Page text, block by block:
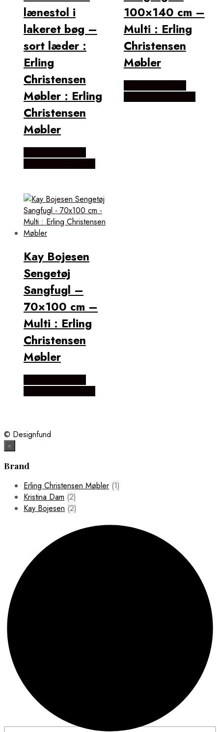
lænestol i
lakeret bøg –
sort læder :
Erling
Christensen
Møbler : Erling
Christensen
Møbler
100×140 cm –
Multi : Erling
Christensen
Møbler
Kay Bojesen
Sengetøj
Sangfugl –
70×100 cm –
Multi : Erling
Christensen
Møbler
© Designfund
×
Brand
Erling Christensen Møbler (1)
Kristina Dam (2)
Kay Bojesen (2)